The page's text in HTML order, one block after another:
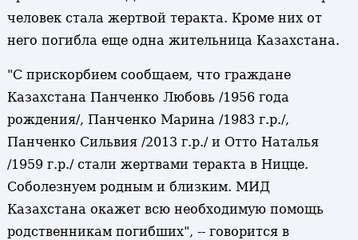
человек стала жертвой теракта. Кроме них от
него погибла еще одна жительница Казахстана.
"С прискорбием сообщаем, что граждане
Казахстана Панченко Любовь /1956 года
рождения/, Панченко Марина /1983 г.р./,
Панченко Сильвия /2013 г.р./ и Отто Наталья
/1959 г.р./ стали жертвами теракта в Ницце.
Соболезнуем родным и близким. МИД
Казахстана окажет всю необходимую помощь
родственникам погибших", -- говорится в